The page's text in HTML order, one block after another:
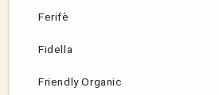
Ferifè
Fidella
Friendly Organic